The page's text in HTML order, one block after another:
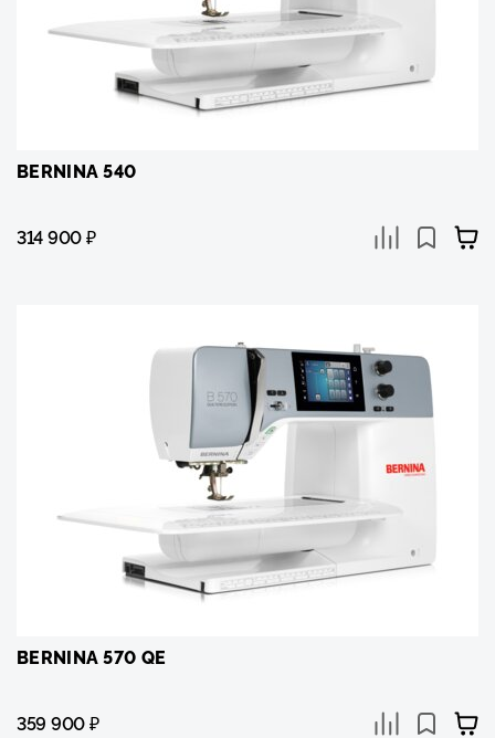
BERNINA 540
314 900₽
BERNINA 570 QE
359 900₽